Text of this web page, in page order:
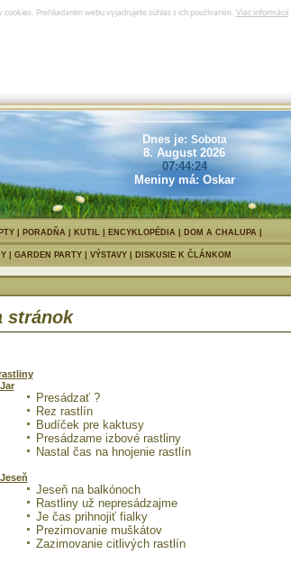
cookies. Prehliadaním webu vyjadrujete súhlas s ich používaním. Viac informácií.
Dnes je: Sobota
8. August 2026
07:44:25
Meniny má: Oskar
PORADŇA KUTIL ENCYKLOPÉDIA DOM A CHALUPA
GARDEN PARTY VÝSTAVY| DISKUSIE K ČLÁNKOM
stránok
Jar
Presádzať ?
Rez rastlín
Budíček pre kaktusy
Presádzame izbové rastliny
Nastal čas na hnojenie rastlín
Jeseň
Jeseň na balkónoch
Rastliny už nepresádzajme
Je čas prihnojiť fialky
Prezimovanie muškátov
Zazimovanie citlivých rastlín